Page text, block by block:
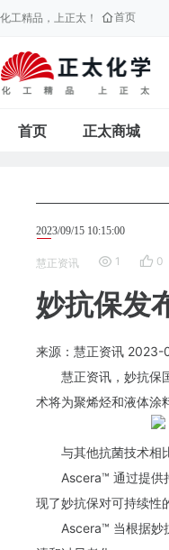
化工精品，上正太！ 首页
首页 正太商城
2023/09/15 10:15:00
慧正资讯 1 0
妙抗保发
来源：慧正资讯 2023-
慧正资讯，妙抗保
术将为聚烯烃和液体涂
与其他抗菌技术相
Ascera™ 通过提供
现了妙抗保对可持续性
Ascera™ 当根据妙